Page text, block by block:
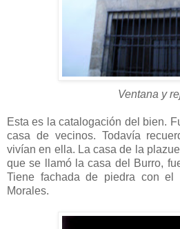
Ventana y
Esta es la catalogación del bien.
casa de vecinos. Todavía
vivían en ella. La casa de la
que se llamó la casa del Burro,
Tiene fachada de piedra con
Morales.